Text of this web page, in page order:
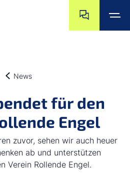
News
für den
Engel
zuvor, sehen wir auch heuer
ab und unterstützen
Verein Rollende Engel.